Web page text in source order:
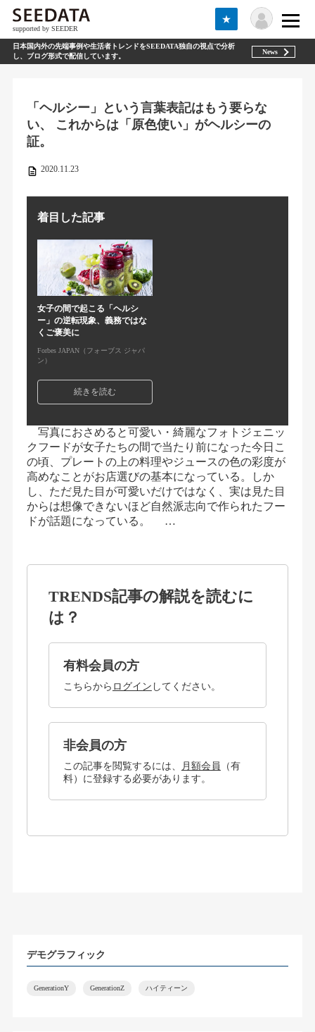
supported by SEEDER
★
日本国内外の先端事例や生活者トレンドをSEEDATA独自の視点で分析
し、ブログ形式で配信しています。
News
「ヘルシー」という言葉表記はもう要らな
い、 これからは「原色使い」がヘルシーの
証。
2020.11.23
着目した記事
女子の間で起こる「ヘルシ
ー」の逆転現象、義務ではな
くご褒美に
Forbes JAPAN（フォーブス ジャパ
ン）
続きを読む
写真におさめると可愛い・綺麗なフォトジェニッ
クフードが女子たちの間で当たり前になった今日こ
の頃、プレートの上の料理やジュースの色の彩度が
高めなことがお店選びの基本になっている。しか
し、ただ見た目が可愛いだけではなく、実は見た目
からは想像できないほど自然派志向で作られたフー
ドが話題になっている。 …
TRENDS記事の解説を読むに
は？
有料会員の方
こちらから ログイン してください。
非会員の方
この記事を閲覧するには、 月額会員
（有
料）に登録する必要があります。
デモグラフィック
GenerationY GenerationZ ハイティーン